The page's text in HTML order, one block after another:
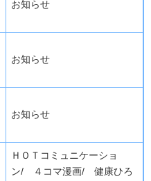
お知らせ
お知らせ
お知らせ
ＨＯＴコミュニケーショ
ン/ ４コマ漫画/ 健康ひろ